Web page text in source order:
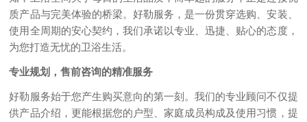
质产品与完美体验的桥梁。好勒服务，是一份贯穿选购、安装、
使用全周期的安心契约，我们承诺以专业、迅捷、贴心的态度，
为您打造无忧的卫浴生活。
专业规划，售前咨询的精准服务
好勒服务始于您产生购买意向的第一刻。我们的专业顾问不仅提
供产品介绍，更能根据您的户型、家庭成员构成及使用习惯，提